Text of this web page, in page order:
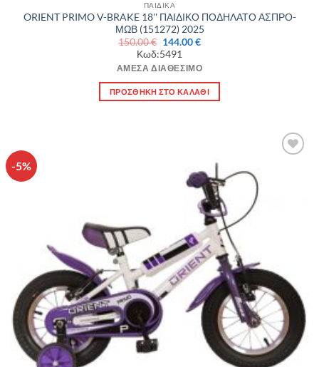
ΠΑΙΔΙΚΑ
ORIENT PRIMO V-BRAKE 18'' ΠΑΙΔΙΚΟ ΠΟΔΗΛΑΤΟ ΑΣΠΡΟ-
ΜΩΒ (151272) 2025
150.00€ Original
price
was:
150.00 €.
144.00€Η
είναι:
Κωδ:5491
ΆΜΕΣΑ ΔΙΑΘΈΣΙΜΟ
ΠΡΟΣΘΉΚΗ ΣΤΟ ΚΑΛΆΘΙ
-5%